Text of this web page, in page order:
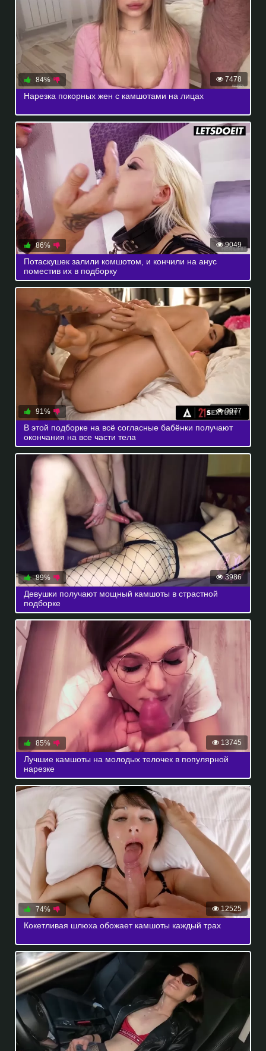
7478
84%
Нарезка покорных жен с камшотами на лицах
9049
86%
Потаскушек залили комшотом, и кончили на анус
поместив их в подборку
9077
91%
В этой подборке на всё согласные бабёнки получают
окончания на все части тела
3986
89%
Девушки получают мощный камшоты в страстной
подборке
13745
85%
Лучшие камшоты на молодых телочек в популярной
нарезке
12525
74%
Кокетливая шлюха обожает камшоты каждый трах